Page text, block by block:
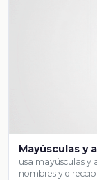
Mayúsculas y
usa mayúsculas y
nombres y